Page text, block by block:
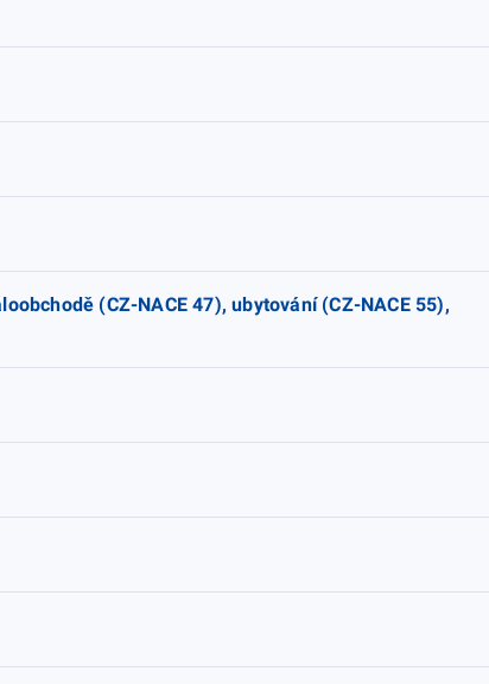
(CZ-NACE 47), ubytování (CZ-NACE 55),